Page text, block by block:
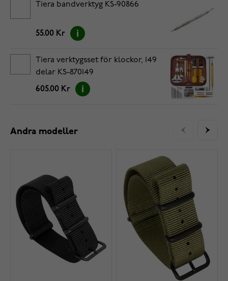
Tiera bandverktyg KS-90866
55.00 Kr
Tiera verktygsset för klockor, 149
delar KS-870149
605.00 Kr
Andra modeller